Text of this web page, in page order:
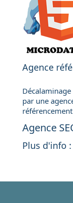
Agence
par une
Agence
Plus d'info :